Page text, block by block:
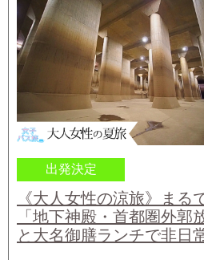
出発決定
《大人女性の涼旅》まる
「地下神殿・首都圏外郭
と大名御膳ランチで非日